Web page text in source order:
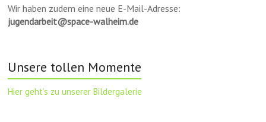
Wir haben zudem eine neue E-Mail-Adresse:
jugendarbeit@space-walheim.de
Unsere tollen Momente
Hier geht’s zu unserer Bildergalerie